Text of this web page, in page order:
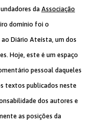
daAssociação
domínio foi o
Diário Ateísta, um dos
Hoje, este é um espaço
pessoal daqueles
textos publicados neste
dos autores e
as posições da